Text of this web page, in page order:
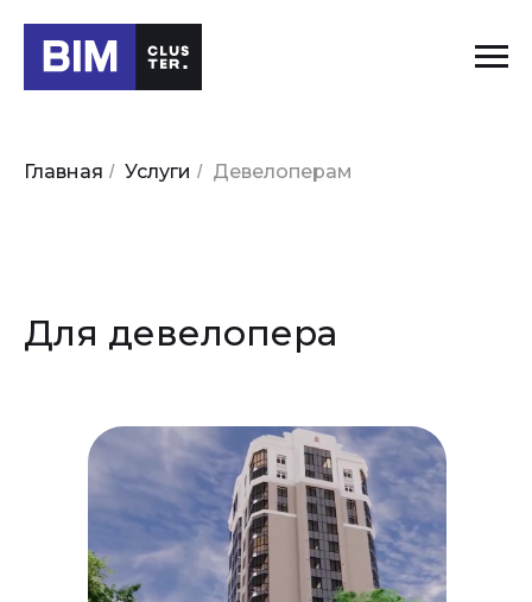
Главная / Услуги / Девелоперам
Для девелопера